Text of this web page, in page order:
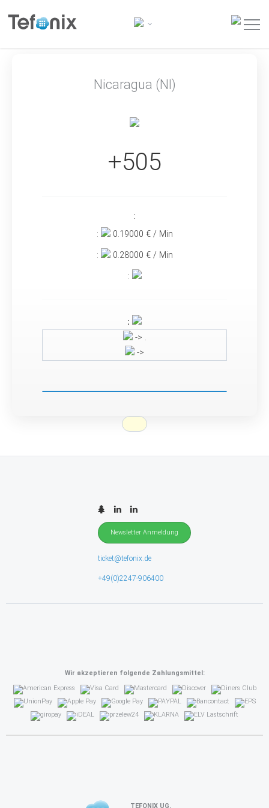
Nicaragua (NI)
+505
:
:
0.19000 € / Min
: 0.28000 € / Min
:
:
-> .
->
Newsletter Anmeldung
ticket@tefonix.de
+49(0)2247-906400
Wir akzeptieren folgende Zahlungsmittel:
TEFONIX UG.